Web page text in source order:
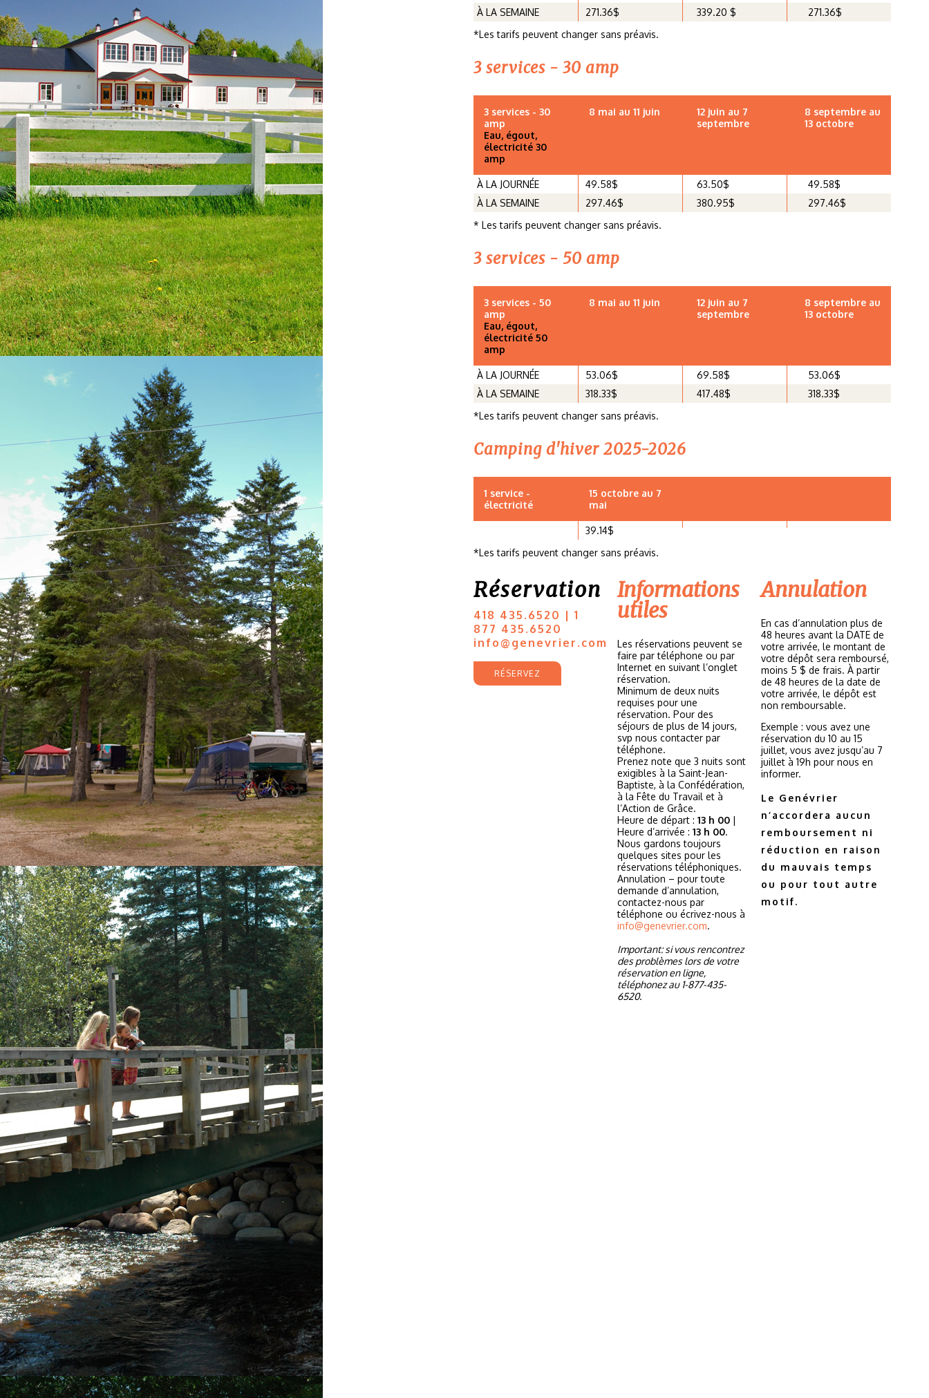
À LA SEMAINE
271.36$ 339.20 $
271.36$
*Les tarifs peuvent changer sans préavis.
3 services - 30 amp
3 services - 30
amp
Eau, égout,
électricité 30
amp
8 mai au 11 juin
12 juin au 7
septembre
8 septembre au
13 octobre
À LA JOURNÉE 49.58$ 63.50$
49.58$
À LA SEMAINE
297.46$ 380.95$
297.46$
* Les tarifs peuvent changer sans préavis.
3 services - 50 amp
3 services - 50
amp
Eau, égout,
électricité 50
amp
8 mai au 11 juin
12 juin au 7
septembre
8 septembre au
13 octobre
À LA JOURNÉE 53.06$ 69.58$
53.06$
À LA SEMAINE
318.33$ 417.48$
318.33$
*Les tarifs peuvent changer sans préavis.
Camping d'hiver 2025-2026
1 service -
électricité
15 octobre au 7
mai
39.14$
*Les tarifs peuvent changer sans préavis.
Réservation
418 435.6520 | 1
877 435.6520
info@genevrier.com
RÉSERVEZ
Informations
utiles
Les réservations peuvent se
faire par téléphone ou par
Internet en suivant l’onglet
réservation.
Minimum de deux nuits
requises pour une
réservation. Pour des
séjours de plus de 14 jours,
svp nous contacter par
téléphone.
Prenez note que 3 nuits sont
exigibles à la Saint-Jean-
Baptiste, à la Confédération,
à la Fête du Travail et à
l’Action de Grâce.
Heure de départ : 13 h 00 |
Heure d’arrivée : 13 h 00.
Nous gardons toujours
quelques sites pour les
réservations téléphoniques.
Annulation – pour toute
demande d’annulation,
contactez-nous par
téléphone ou écrivez-nous à
info@genevrier.com.
Important: si vous rencontrez
des problèmes lors de votre
réservation en ligne,
téléphonez au 1-877-435-
6520.
Annulation
En cas d’annulation plus de
48 heures avant la DATE de
votre arrivée, le montant de
votre dépôt sera remboursé,
moins 5 $ de frais. À partir
de 48 heures de la date de
votre arrivée, le dépôt est
non remboursable.
Exemple : vous avez une
réservation du 10 au 15
juillet, vous avez jusqu’au 7
juillet à 19h pour nous en
informer.
Le Genévrier
n’accordera aucun
remboursement ni
réduction en raison
du mauvais temps
ou pour tout autre
motif.